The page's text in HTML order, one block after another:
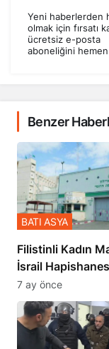
Yeni haberlerden
olmak için fırsatı
ücretsiz e-posta
aboneliğini
Benzer
Filistinli Kadın
İsrail
Zulmü Anlattı
BATI ASYA
7 ay önce